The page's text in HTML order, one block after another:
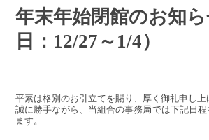
年末年始閉館のお知
日：12/27～1/4）
平素は格別のお引立てを賜り、厚く御礼申し上
誠に勝手ながら、当組合の事務局では下記日
ます。